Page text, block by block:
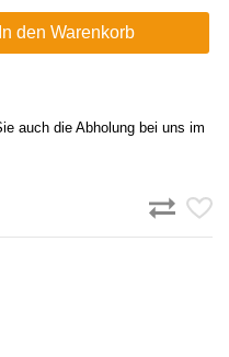
In den Warenkorb
auch die Abholung bei uns im